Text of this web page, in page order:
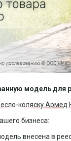
модель для
коляску Армед
бизнеса:
внесена в